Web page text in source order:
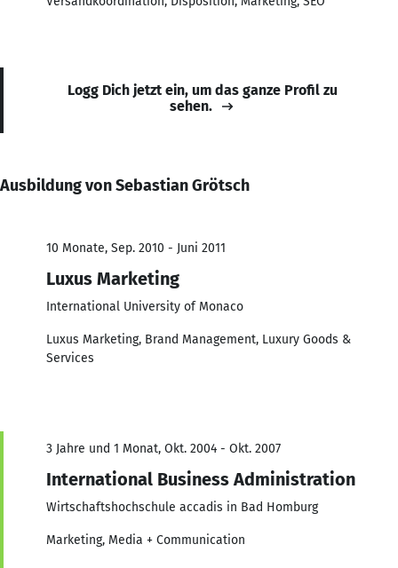
Logg Dich jetzt ein, um das ganze Profil zu
sehen.
Ausbildung von Sebastian Grötsch
10 Monate, Sep. 2010 - Juni 2011
Luxus Marketing
International University of Monaco
Luxus Marketing, Brand Management, Luxury Goods &
Services
3 Jahre und 1 Monat, Okt. 2004 - Okt. 2007
International Business Administration
Wirtschaftshochschule accadis in Bad Homburg
Marketing, Media + Communication